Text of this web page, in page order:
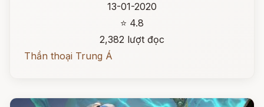
13-01-2020
⭐ 4.8
2,382 lượt đọc
Thần thoại Trung Á